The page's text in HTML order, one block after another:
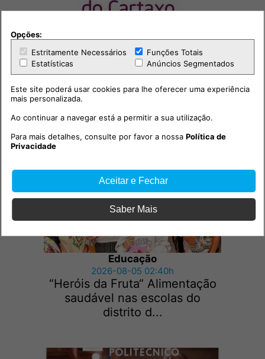
Outras notícias
Educação
2026-08-05 02:40h
“Heróis da Fruta“ Alimentação
saudável nas escolas do
distrito d...
Opções:
Estritamente Necessários
Funções Totais
Estatísticas
Anúncios Segmentados
Este site poderá usar cookies para lhe oferecer uma experiência
mais personalizada.
Ao continuar a navegar está a permitir a sua utilização.
Para mais detalhes, consulte por favor a nossaPolítica de
Privacidade
Aceitar e Fechar
Saber Mais